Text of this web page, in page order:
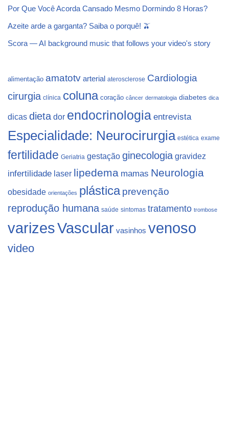
Por Que Você Acorda Cansado Mesmo Dormindo 8 Horas?
Azeite arde a garganta? Saiba o porquê! 🫒
Scora — AI background music that follows your video's story
alimentação amatotv arterial aterosclerose Cardiologia
cirurgia clínica coluna coração câncer dermatologia diabetes dica
dicas dieta dor endocrinologia entrevista
Especialidade: Neurocirurgia estética exame
fertilidade Geriatria gestação ginecologia gravidez
infertilidade laser lipedema mamas Neurologia
obesidade orientações plástica prevenção
reprodução humana saúde sintomas tratamento trombose
varizesVascular vasinhos venoso
video